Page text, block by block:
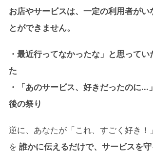
お店やサービスは、一定の利用者がい
とができません。
・最近行ってなかったな」と思って
た
・「あのサービス、好きだったのに…
後の祭り
逆に、あなたが「これ、すごく好き！
を 誰かに伝えるだけで、サービスを